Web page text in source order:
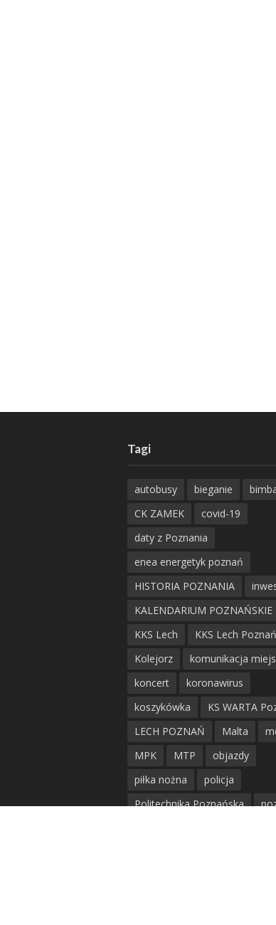
Tagi
autobusy bieganie
CK ZAMEK
covid-19
daty z Poznania
enea energetyk poznań
HISTORIA POZNANIA
KALENDARIUM POZNAŃSKIE
KKS Lech
KKS Lech Poznań
Kolejorz
komunikacja
koncert
koronawirus
koszykówka
KS WARTA
LECH POZNAŃ
Malta
MPK
MTP
objazdy
piłka nożna
policja
Politechnika Poznańska